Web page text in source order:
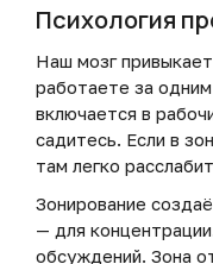
Психология
Наш мозг
работаете за
включается в
садитесь. Если в
там легко
Зонирование
— для
обсуждений. Зона